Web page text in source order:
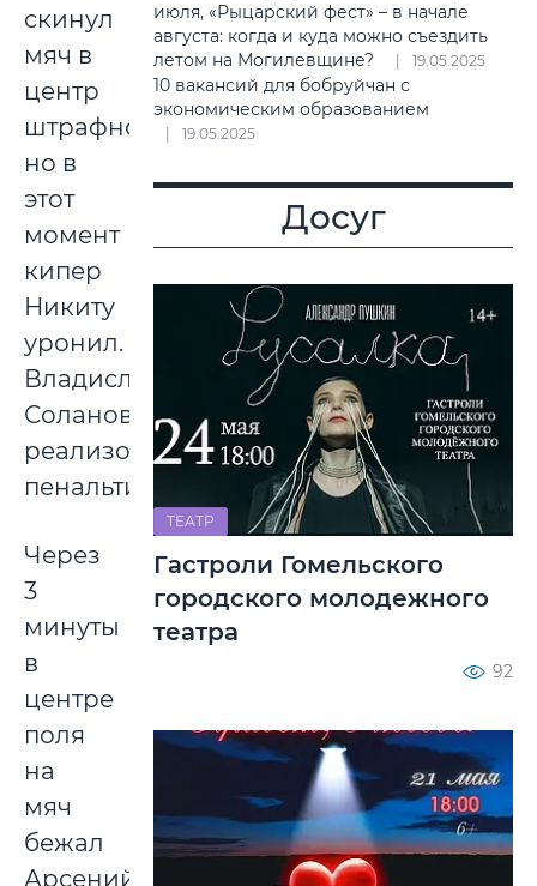
скинул
мяч в
центр
штрафной,
но в
этот
момент
кипер
Никиту
уронил.
Владислав
Соланович
реализовал
пенальти.
Через
3
минуты
в
центре
поля
на
мяч
бежал
Арсений
июля, «Рыцарский фест» – в начале
августа: когда и куда можно съездить
летом на Могилевщине?
19.05.2025
10 вакансий для бобруйчан с
экономическим образованием
19.05.2025
Досуг
ТЕАТР
Гастроли Гомельского
городского молодежного
театра
92